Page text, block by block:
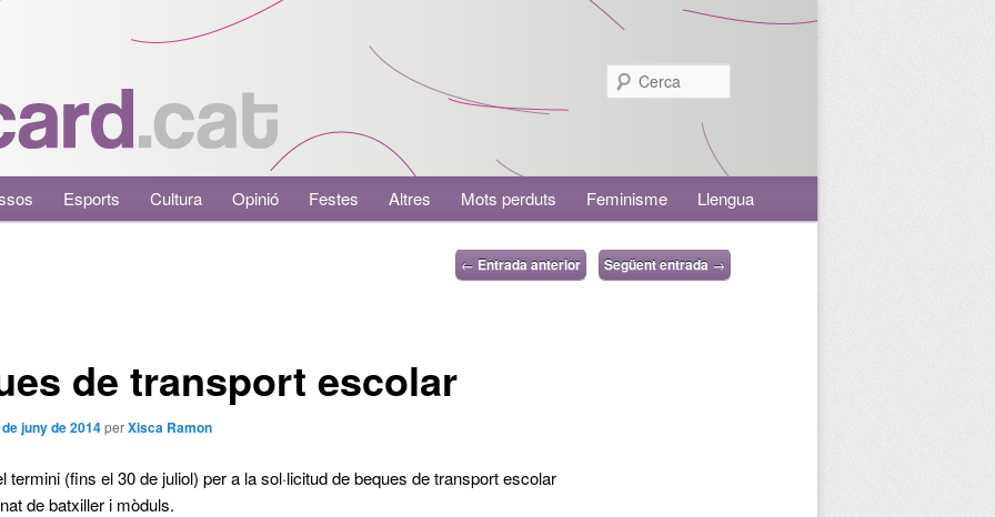
Esports Cultura Opinió Festes Altres Mots perduts Feminisme Llengua
← Entrada anterior Següent entrada →
de transport escolar
juny de 2014perXisca Ramon
termini (fins el 30 de juliol) per a la sol·licitud de beques de transport escolar
de batxiller i mòduls.